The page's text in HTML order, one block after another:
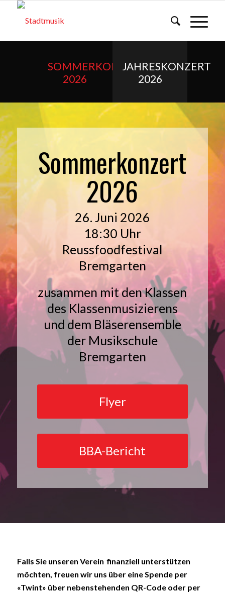
SOMMERKONZERT
2026
JAHRESKONZERT
2026
Sommerkonzert
2026
26. Juni 2026
18:30 Uhr
Reussfoodfestival
Bremgarten
zusammen mit den Klassen
des Klassenmusizierens
und dem Bläserensemble
der Musikschule
Bremgarten
Flyer
BBA-Bericht
Falls Sie unseren Verein finanziell unterstützen
möchten, freuen wir uns über eine Spende per
«Twint» über nebenstehenden QR-Code oder per